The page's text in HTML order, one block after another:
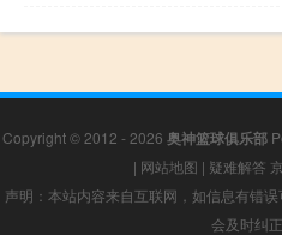
Copyright © 2012 - 2026 奥神篮球俱乐部
| 网站地图 | 疑难解答
声明：本站内容来自互联网，如信息有错
会及时纠